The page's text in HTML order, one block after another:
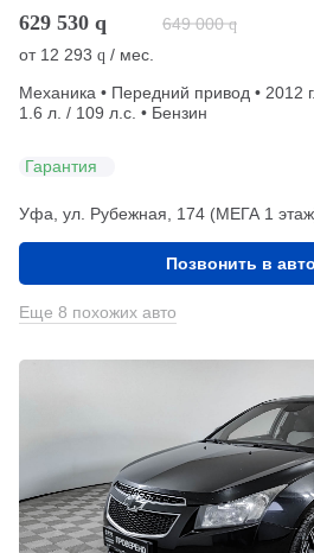
629 530 q 649 000 q
от 12 293 q / мес.
Механика • Передний привод • 2012
1.6 л. / 109 л.с. • Бензин
Гарантия
Уфа, ул. Рубежная, 174 (МЕГА 1
Позвонить в
Еще 8 похожих авто